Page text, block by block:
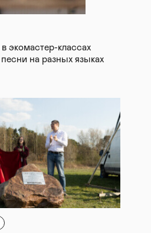
экомастер-классах
на разных языках